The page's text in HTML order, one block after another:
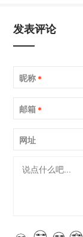
发表评论
昵称 *
邮箱 *
网址